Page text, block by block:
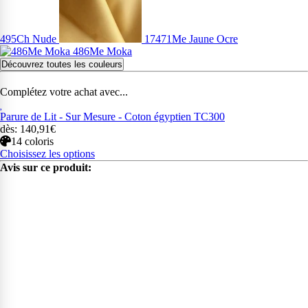
495Ch Nude
17471Me Jaune Ocre
486Me Moka
Découvrez toutes les couleurs
Complétez votre achat avec...
Parure de Lit - Sur Mesure - Coton égyptien TC300
dès: 140,91€
14 coloris
Choisissez les options
Avis sur ce produit: